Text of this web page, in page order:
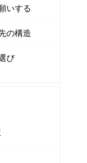
いする
の構造
び